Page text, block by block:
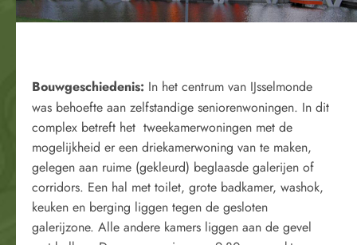
Bouwgeschiedenis: In het centrum van IJsselmonde
was behoefte aan zelfstandige seniorenwoningen. In dit
complex betreft het tweekamerwoningen met de
mogelijkheid er een driekamerwoning van te maken,
gelegen aan ruime (gekleurd) beglaasde galerijen of
corridors. Een hal met toilet, grote badkamer, washok,
keuken en berging liggen tegen de gesloten
galerijzone. Alle andere kamers liggen aan de gevel